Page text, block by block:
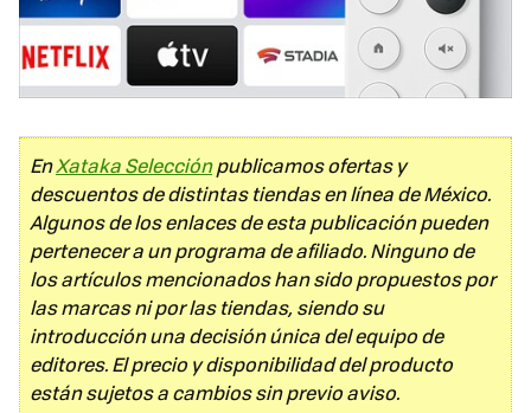
EnXataka Selecciónpublicamos ofertas y
descuentos de distintas tiendas en línea de México.
Algunos de los enlaces de esta publicación pueden
pertenecer a un programa de afiliado. Ninguno de
los artículos mencionados han sido propuestos por
las marcas ni por las tiendas, siendo su
introducción una decisión única del equipo de
editores. El precio y disponibilidad del producto
están sujetos a cambios sin previo aviso.